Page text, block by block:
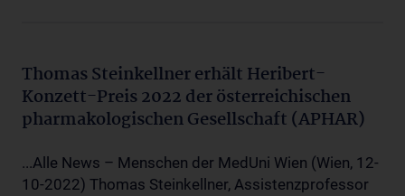
Thomas Steinkellner erhält Heribert-
Konzett-Preis 2022 der österreichischen
pharmakologischen Gesellschaft (APHAR)
...Alle News – Menschen der MedUni Wien (Wien, 12-
10-2022) Thomas Steinkellner, Assistenzprofessor